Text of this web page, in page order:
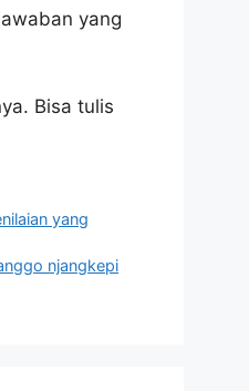
yang
Bisa tulis
yang
njangkepi